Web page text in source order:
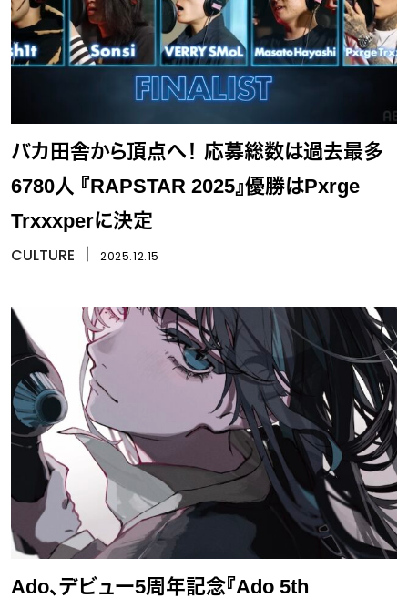
バカ田舎から頂点へ！ 応募総数は過去最多
6780人 『RAPSTAR 2025』優勝はPxrge
Trxxxperに決定
CULTURE 2025.12.15
Ado、デビュー5周年記念『Ado 5th